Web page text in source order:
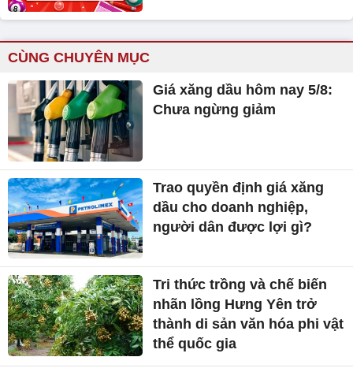
CÙNG CHUYÊN MỤC
Giá xăng dầu hôm nay 5/8:
Chưa ngừng giảm
Trao quyền định giá xăng
dầu cho doanh nghiệp,
người dân được lợi gì?
Tri thức trồng và chế biến
nhãn lồng Hưng Yên trở
thành di sản văn hóa phi vật
thể quốc gia